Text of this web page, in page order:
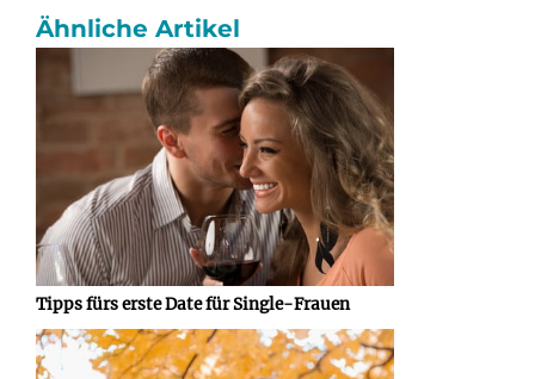
Ähnliche Artikel
Tipps fürs erste Date für Single-Frauen